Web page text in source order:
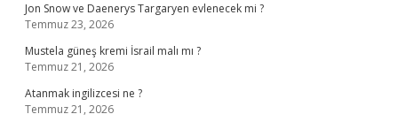
Jon Snow ve Daenerys Targaryen evlenecek mi ?
Temmuz 23, 2026
Mustela güneş kremi İsrail malı mı ?
Temmuz 21, 2026
Atanmak ingilizcesi ne ?
Temmuz 21, 2026